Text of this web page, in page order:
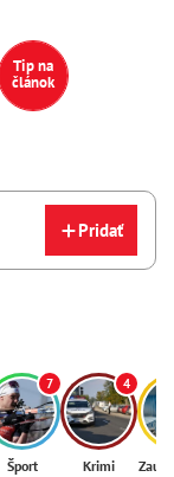
Tip na
článok
Pridať
7
Šport
4
Krimi